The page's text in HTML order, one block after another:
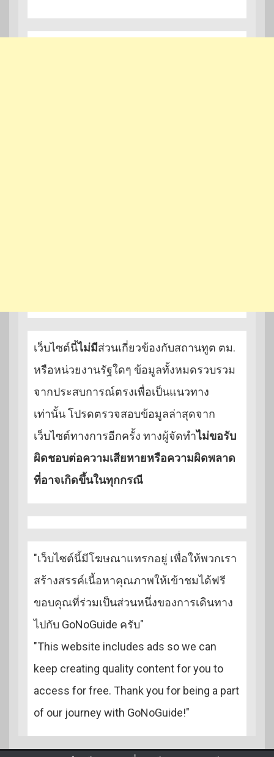
เว็บไซต์นี้ไม่มีส่วนเกี่ยวข้องกับสถานทูต ตม.
หรือหน่วยงานรัฐใดๆ ข้อมูลทั้งหมดรวบรวม
จากประสบการณ์ตรงเพื่อเป็นแนวทาง
เท่านั้น โปรดตรวจสอบข้อมูลล่าสุดจาก
เว็บไซต์ทางการอีกครั้ง ทางผู้จัดทำไม่ขอรับ
ผิดชอบต่อความเสียหายหรือความผิดพลาด
ที่อาจเกิดขึ้นในทุกกรณี
"เว็บไซต์นี้มีโฆษณาแทรกอยู่ เพื่อให้พวกเรา
สร้างสรรค์เนื้อหาคุณภาพให้เข้าชมได้ฟรี
ขอบคุณที่ร่วมเป็นส่วนหนึ่งของการเดินทาง
ไปกับ GoNoGuide ครับ"
"This website includes ads so we can
keep creating quality content for you to
access for free. Thank you for being a part
of our journey with GoNoGuide!"